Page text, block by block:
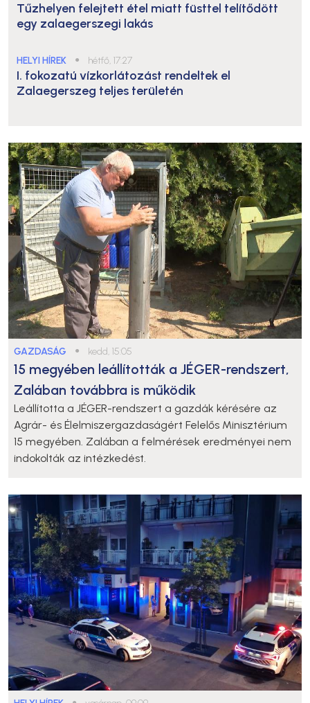
Tűzhelyen felejtett étel miatt füsttel telítődött
egy zalaegerszegi lakás
HELYI HÍREK ● hétfő, 17:27
I. fokozatú vízkorlátozást rendeltek el
Zalaegerszeg teljes területén
GAZDASÁG ● kedd, 15:05
15 megyében leállították a JÉGER-rendszert,
Zalában továbbra is működik
Leállította a JÉGER-rendszert a gazdák kérésére az
Agrár- és Élelmiszergazdaságért Felelős Minisztérium
15 megyében. Zalában a felmérések eredményei nem
indokolták az intézkedést.